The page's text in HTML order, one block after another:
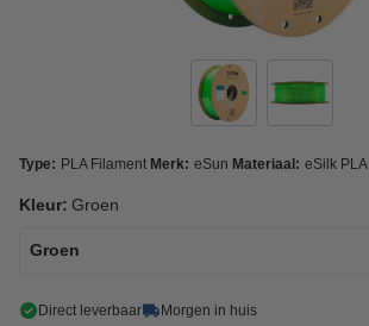
Type: PLA Filament Merk: eSun Materiaal: eSilk PLA
Kleur: Groen
Groen
Direct leverbaar Morgen in huis